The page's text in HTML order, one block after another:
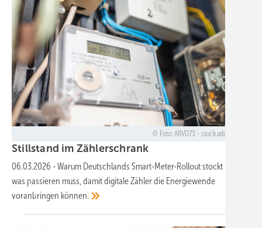
Foto: ARVD73 - stock.adobe.com
Stillstand im Zählerschrank
06.03.2026 -Warum Deutschlands Smart-Meter-Rollout stockt – und
was passieren muss, damit digitale Zähler die Energiewende
voranbringen können.